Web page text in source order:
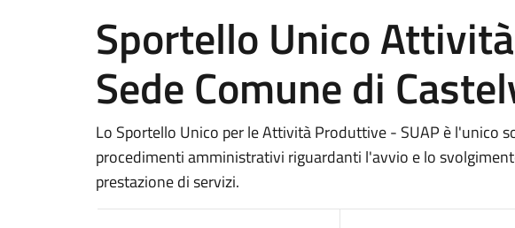
Sportello Unico
Sede Comune di
Lo Sportello Unico per le Attività Produttive - SUAP è l'unico
procedimenti amministrativi riguardanti l'avvio e lo
prestazione di servizi.